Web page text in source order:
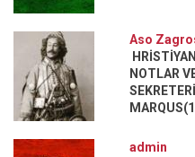
Aso
NOTLAR
admin